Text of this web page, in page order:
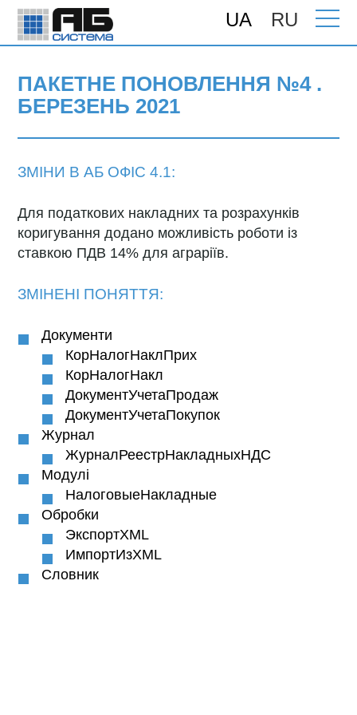
UA RU
Головна>Підтримка>Поновлення>
ПАКЕТНЕ ПОНОВЛЕННЯ №4 .
БЕРЕЗЕНЬ 2021
ЗМІНИ В АБ ОФІС 4.1:
Для податкових накладних та розрахунків
коригування додано можливість роботи із
ставкою ПДВ 14% для аграріїв.
ЗМІНЕНІ ПОНЯТТЯ:
Документи
КорНалогНаклПрих
КорНалогНакл
ДокументУчетаПродаж
ДокументУчетаПокупок
Журнал
ЖурналРеестрНакладныхНДС
Модулі
НалоговыеНакладные
Обробки
ЭкспортXML
ИмпортИзXML
Словник